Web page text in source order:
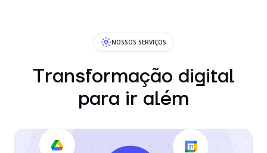
NOSSOS SERVIÇOS
Transformação digital
para ir além